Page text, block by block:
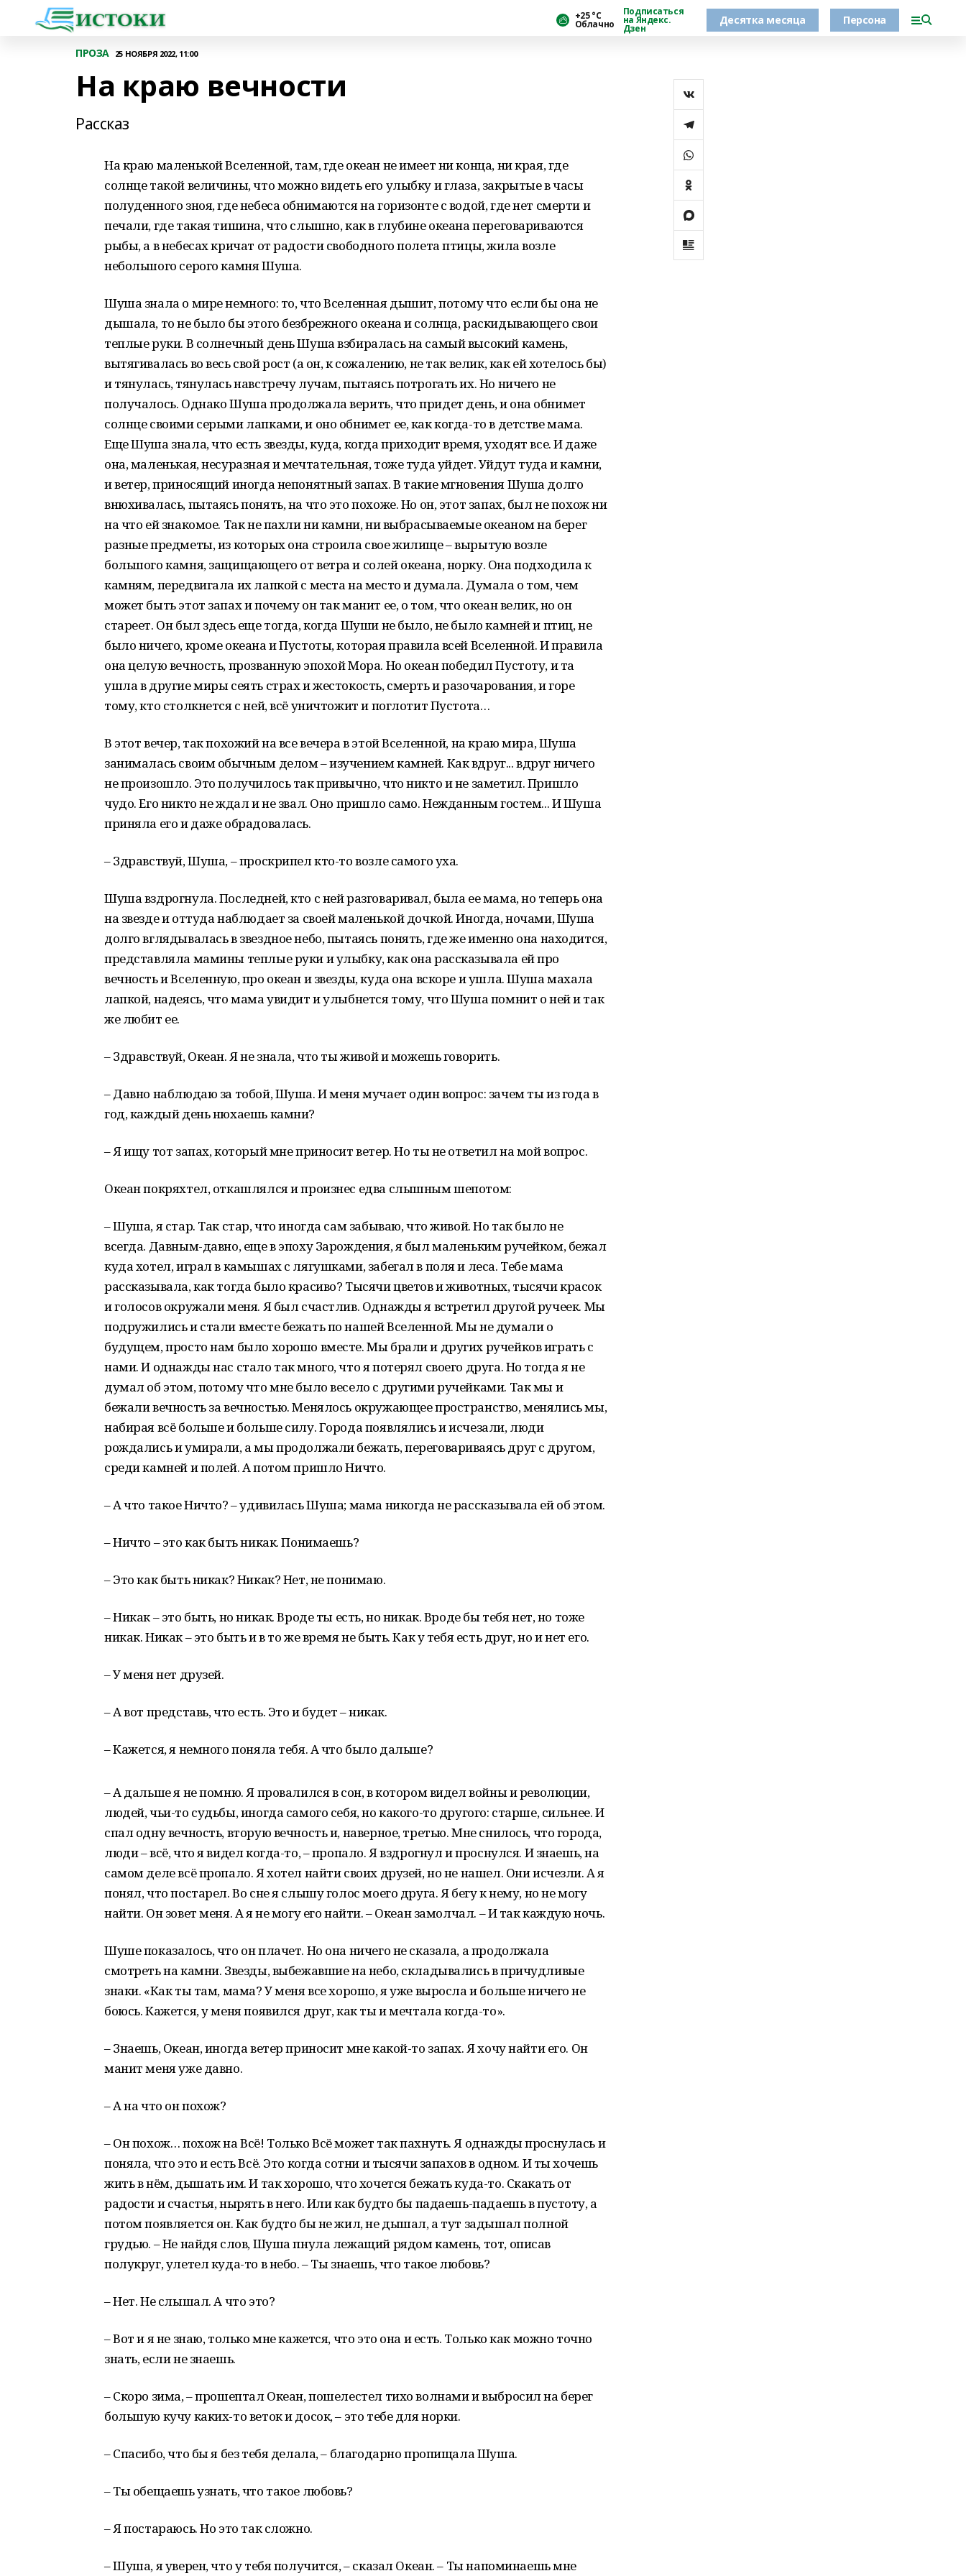
+25 °С
Облачно
Подписаться
на Яндекс.
Дзен
Десятка месяца Персона
ПРОЗА 25 НОЯБРЯ 2022, 11:00
На краю вечности
Рассказ
На краю маленькой Вселенной, там, где океан не имеет ни конца, ни края, где
солнце такой величины, что можно видеть его улыбку и глаза, закрытые в часы
полуденного зноя, где небеса обнимаются на горизонте с водой, где нет смерти и
печали, где такая тишина, что слышно, как в глубине океана переговариваются
рыбы, а в небесах кричат от радости свободного полета птицы, жила возле
небольшого серого камня Шуша.
Шуша знала о мире немного: то, что Вселенная дышит, потому что если бы она не
дышала, то не было бы этого безбрежного океана и солнца, раскидывающего свои
теплые руки. В солнечный день Шуша взбиралась на самый высокий камень,
вытягивалась во весь свой рост (а он, к сожалению, не так велик, как ей хотелось бы)
и тянулась, тянулась навстречу лучам, пытаясь потрогать их. Но ничего не
получалось. Однако Шуша продолжала верить, что придет день, и она обнимет
солнце своими серыми лапками, и оно обнимет ее, как когда-то в детстве мама.
Еще Шуша знала, что есть звезды, куда, когда приходит время, уходят все. И даже
она, маленькая, несуразная и мечтательная, тоже туда уйдет. Уйдут туда и камни,
и ветер, приносящий иногда непонятный запах. В такие мгновения Шуша долго
внюхивалась, пытаясь понять, на что это похоже. Но он, этот запах, был не похож ни
на что ей знакомое. Так не пахли ни камни, ни выбрасываемые океаном на берег
разные предметы, из которых она строила свое жилище – вырытую возле
большого камня, защищающего от ветра и солей океана, норку. Она подходила к
камням, передвигала их лапкой с места на место и думала. Думала о том, чем
может быть этот запах и почему он так манит ее, о том, что океан велик, но он
стареет. Он был здесь еще тогда, когда Шуши не было, не было камней и птиц, не
было ничего, кроме океана и Пустоты, которая правила всей Вселенной. И правила
она целую вечность, прозванную эпохой Мора. Но океан победил Пустоту, и та
ушла в другие миры сеять страх и жестокость, смерть и разочарования, и горе
тому, кто столкнется с ней, всё уничтожит и поглотит Пустота…
В этот вечер, так похожий на все вечера в этой Вселенной, на краю мира, Шуша
занималась своим обычным делом – изучением камней. Как вдруг... вдруг ничего
не произошло. Это получилось так привычно, что никто и не заметил. Пришло
чудо. Его никто не ждал и не звал. Оно пришло само. Нежданным гостем... И Шуша
приняла его и даже обрадовалась.
– Здравствуй, Шуша, – проскрипел кто-то возле самого уха.
Шуша вздрогнула. Последней, кто с ней разговаривал, была ее мама, но теперь она
на звезде и оттуда наблюдает за своей маленькой дочкой. Иногда, ночами, Шуша
долго вглядывалась в звездное небо, пытаясь понять, где же именно она находится,
представляла мамины теплые руки и улыбку, как она рассказывала ей про
вечность и Вселенную, про океан и звезды, куда она вскоре и ушла. Шуша махала
лапкой, надеясь, что мама увидит и улыбнется тому, что Шуша помнит о ней и так
же любит ее.
– Здравствуй, Океан. Я не знала, что ты живой и можешь говорить.
– Давно наблюдаю за тобой, Шуша. И меня мучает один вопрос: зачем ты из года в
год, каждый день нюхаешь камни?
– Я ищу тот запах, который мне приносит ветер. Но ты не ответил на мой вопрос.
Океан покряхтел, откашлялся и произнес едва слышным шепотом:
– Шуша, я стар. Так стар, что иногда сам забываю, что живой. Но так было не
всегда. Давным-давно, еще в эпоху Зарождения, я был маленьким ручейком, бежал
куда хотел, играл в камышах с лягушками, забегал в поля и леса. Тебе мама
рассказывала, как тогда было красиво? Тысячи цветов и животных, тысячи красок
и голосов окружали меня. Я был счастлив. Однажды я встретил другой ручеек. Мы
подружились и стали вместе бежать по нашей Вселенной. Мы не думали о
будущем, просто нам было хорошо вместе. Мы брали и других ручейков играть с
нами. И однажды нас стало так много, что я потерял своего друга. Но тогда я не
думал об этом, потому что мне было весело с другими ручейками. Так мы и
бежали вечность за вечностью. Менялось окружающее пространство, менялись мы,
набирая всё больше и больше силу. Города появлялись и исчезали, люди
рождались и умирали, а мы продолжали бежать, переговариваясь друг с другом,
среди камней и полей. А потом пришло Ничто.
– А что такое Ничто? – удивилась Шуша; мама никогда не рассказывала ей об этом.
– Ничто – это как быть никак. Понимаешь?
– Это как быть никак? Никак? Нет, не понимаю.
– Никак – это быть, но никак. Вроде ты есть, но никак. Вроде бы тебя нет, но тоже
никак. Никак – это быть и в то же время не быть. Как у тебя есть друг, но и нет его.
– У меня нет друзей.
– А вот представь, что есть. Это и будет – никак.
– Кажется, я немного поняла тебя. А что было дальше?
– А дальше я не помню. Я провалился в сон, в котором видел войны и революции,
людей, чьи-то судьбы, иногда самого себя, но какого-то другого: старше, сильнее. И
спал одну вечность, вторую вечность и, наверное, третью. Мне снилось, что города,
люди – всё, что я видел когда-то, – пропало. Я вздрогнул и проснулся. И знаешь, на
самом деле всё пропало. Я хотел найти своих друзей, но не нашел. Они исчезли. А я
понял, что постарел. Во сне я слышу голос моего друга. Я бегу к нему, но не могу
найти. Он зовет меня. А я не могу его найти. – Океан замолчал. – И так каждую ночь.
Шуше показалось, что он плачет. Но она ничего не сказала, а продолжала
смотреть на камни. Звезды, выбежавшие на небо, складывались в причудливые
знаки. «Как ты там, мама? У меня все хорошо, я уже выросла и больше ничего не
боюсь. Кажется, у меня появился друг, как ты и мечтала когда-то».
– Знаешь, Океан, иногда ветер приносит мне какой-то запах. Я хочу найти его. Он
манит меня уже давно.
– А на что он похож?
– Он похож… похож на Всё! Только Всё может так пахнуть. Я однажды проснулась и
поняла, что это и есть Всё. Это когда сотни и тысячи запахов в одном. И ты хочешь
жить в нём, дышать им. И так хорошо, что хочется бежать куда-то. Скакать от
радости и счастья, нырять в него. Или как будто бы падаешь-падаешь в пустоту, а
потом появляется он. Как будто бы не жил, не дышал, а тут задышал полной
грудью. – Не найдя слов, Шуша пнула лежащий рядом камень, тот, описав
полукруг, улетел куда-то в небо. – Ты знаешь, что такое любовь?
– Нет. Не слышал. А что это?
– Вот и я не знаю, только мне кажется, что это она и есть. Только как можно точно
знать, если не знаешь.
– Скоро зима, – прошептал Океан, пошелестел тихо волнами и выбросил на берег
большую кучу каких-то веток и досок, – это тебе для норки.
– Спасибо, что бы я без тебя делала, – благодарно пропищала Шуша.
– Ты обещаешь узнать, что такое любовь?
– Я постараюсь. Но это так сложно.
– Шуша, я уверен, что у тебя получится, – сказал Океан. – Ты напоминаешь мне